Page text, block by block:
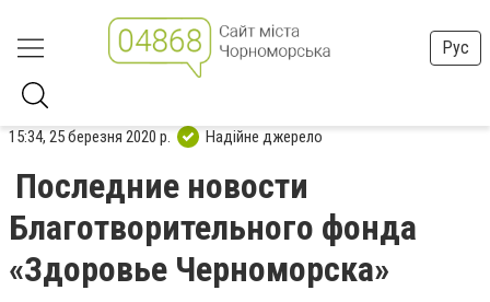
Рус
15:34, 25 березня 2020 р. Надійне джерело
Последние новости
Благотворительного фонда
«Здоровье Черноморска»